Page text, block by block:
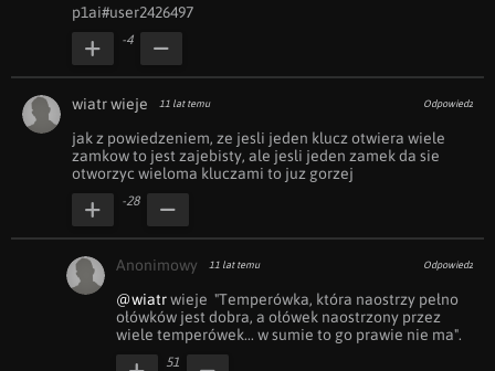
p︀1︀a︀i︀#︀u︀s︀e︀r︀2426497
-4
wiatr wieje 11 lat temu Odpowiedz
jak z powiedzeniem, ze jesli jeden klucz otwiera wiele
zamkow to jest zajebisty, ale jesli jeden zamek da sie
otworzyc wieloma kluczami to juz gorzej
-28
Anonimowy 11 lat temu Odpowiedz
@wiatr wieje  "Temperówka, która naostrzy pełno
ołówków jest dobra, a ołówek naostrzony przez
wiele temperówek... w sumie to go prawie nie ma".
51